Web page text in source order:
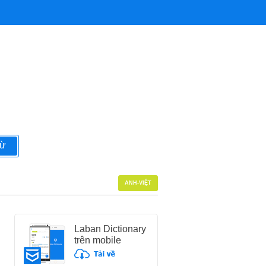
Laban Dictionary
trên mobile
ANH-VIỆT